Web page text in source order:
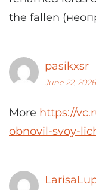
the fallen
pasikxsr
June 22,
More https://
obnovil-svoy-